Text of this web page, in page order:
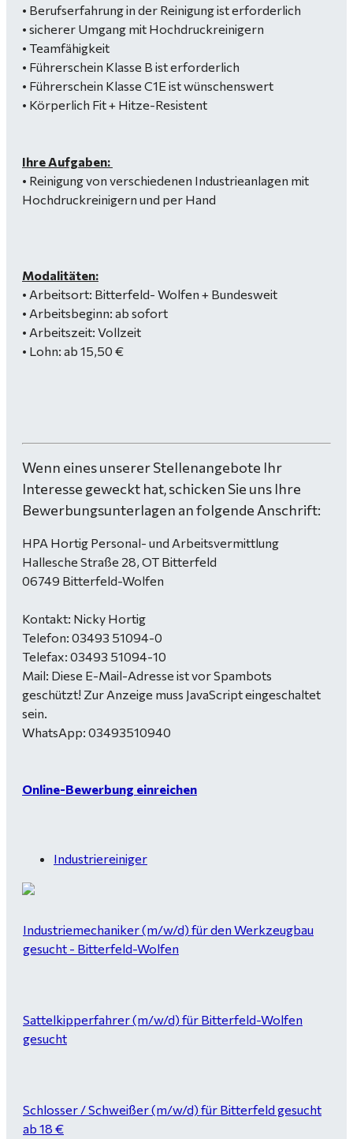
• Berufserfahrung in der Reinigung ist erforderlich
• sicherer Umgang mit Hochdruckreinigern
• Teamfähigkeit
• Führerschein Klasse B ist erforderlich
• Führerschein Klasse C1E ist wünschenswert
• Körperlich Fit + Hitze-Resistent
Ihre Aufgaben:
• Reinigung von verschiedenen Industrieanlagen mit
Hochdruckreinigern und per Hand
Modalitäten:
• Arbeitsort: Bitterfeld- Wolfen + Bundesweit
• Arbeitsbeginn: ab sofort
• Arbeitszeit: Vollzeit
• Lohn: ab 15,50 €
Wenn eines unserer Stellenangebote Ihr
Interesse geweckt hat, schicken Sie uns Ihre
Bewerbungsunterlagen an folgende Anschrift:
HPA Hortig Personal- und Arbeitsvermittlung
Hallesche Straße 28, OT Bitterfeld
06749 Bitterfeld-Wolfen
Kontakt: Nicky Hortig
Telefon: 03493 51094-0
Telefax: 03493 51094-10
Mail: Diese E-Mail-Adresse ist vor Spambots
geschützt! Zur Anzeige muss JavaScript eingeschaltet
sein.
WhatsApp: 03493510940
Online-Bewerbung einreichen
Industriereiniger
Industriemechaniker (m/w/d) für den Werkzeugbau
gesucht - Bitterfeld-Wolfen
Sattelkipperfahrer (m/w/d) für Bitterfeld-Wolfen
gesucht
Schlosser / Schweißer (m/w/d) für Bitterfeld gesucht
ab 18 €